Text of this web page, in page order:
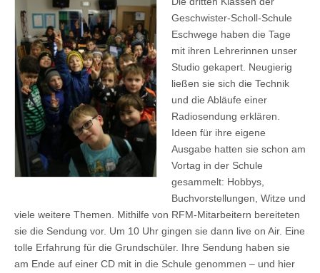
Geschwister-Scholl-Schule
Eschwege haben die Tage
mit ihren Lehrerinnen unser
Studio gekapert. Neugierig
ließen sie sich die Technik
und die Abläufe einer
Radiosendung erklären.
Ideen für ihre eigene
Ausgabe hatten sie schon am
Vortag in der Schule
gesammelt: Hobbys,
Buchvorstellungen, Witze und
viele weitere Themen. Mithilfe von RFM-Mitarbeitern bereiteten
sie die Sendung vor. Um 10 Uhr gingen sie dann live on Air. Eine
tolle Erfahrung für die Grundschüler. Ihre Sendung haben sie
am Ende auf einer CD mit in die Schule genommen – und hier